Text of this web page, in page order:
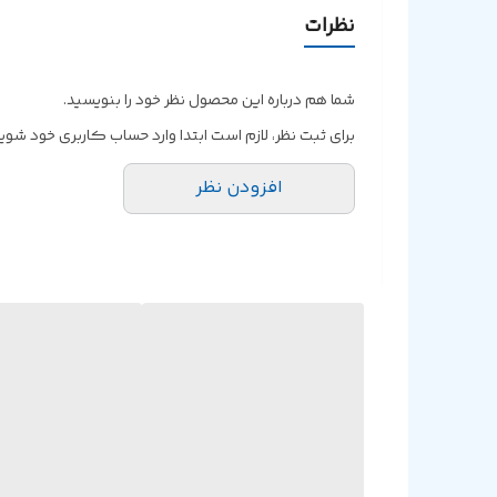
نظرات
شما هم درباره این محصول نظر خود را بنویسید.
برای ثبت نظر، لازم است ابتدا وارد حساب کاربری خود
افزودن نظر